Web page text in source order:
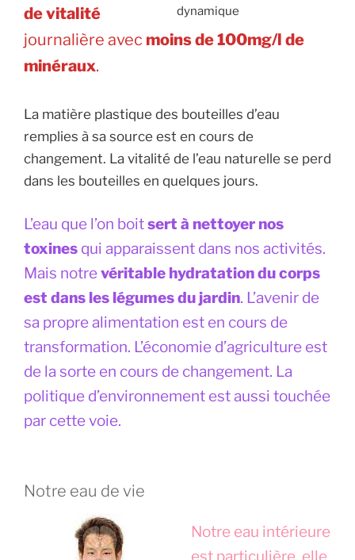
dynamique
de vitalité
journalière avec moins de 100mg/l de
minéraux.
La matière plastique des bouteilles d’eau
remplies à sa source est en cours de
changement. La vitalité de l’eau naturelle se perd
dans les bouteilles en quelques jours.
L’eau que l’on boitsert à nettoyer nos
toxines qui apparaissent dans nos activités.
Mais notrevéritable hydratation du corps
est dans les légumes du jardin. L’avenir de
sa propre alimentation est en cours de
transformation. L’économie d’agriculture est
de la sorte en cours de changement. La
politique d’environnement est aussi touchée
par cette voie.
Notre eau de vie
Notre eau intérieure